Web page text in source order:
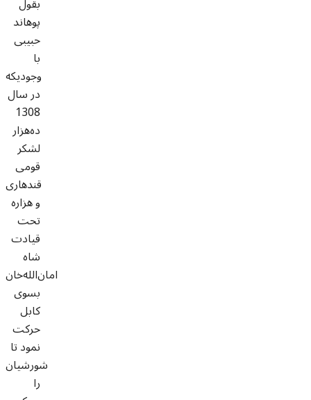
پوهاند
حبیبی
با
وجودیکه
در سال
1308
ده‌هزار
لشکر
قومی
قندهاری
و هزاره
تحت
قيادت
شاه
امان‌الله‌خان
بسوی
کابل
حرکت
نمود تا
شورشیان
را